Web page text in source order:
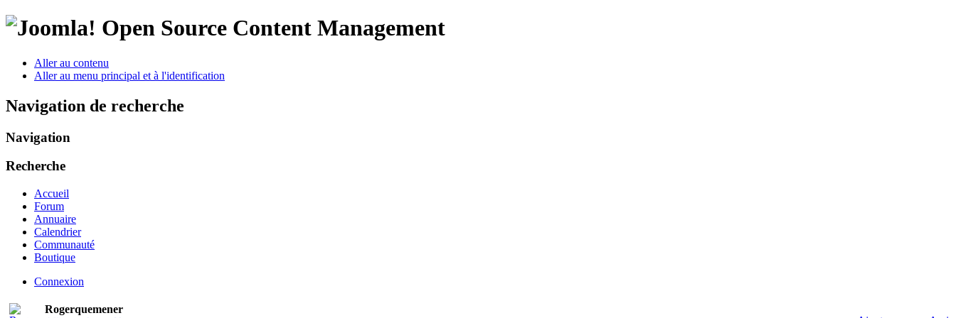
Open Source Content Management
Aller au contenu
Aller au menu principal et à l'identification
Navigation de recherche
Navigation
Recherche
Accueil
Forum
Annuaire
Calendrier
Communauté
Boutique
Connexion
Rogerquemener